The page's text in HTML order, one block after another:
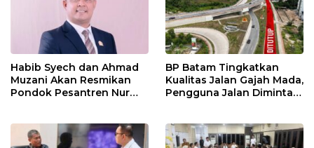
Habib Syech dan Ahmad
Muzani Akan Resmikan
Pondok Pesantren Nur
BP Batam Tingkatkan
Kualitas Jalan Gajah Mada,
Pengguna Jalan Diminta